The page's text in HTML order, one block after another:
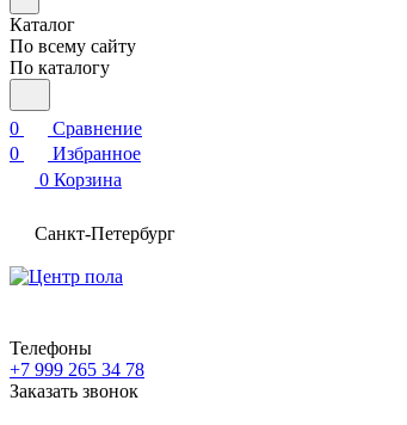
Каталог
По всему сайту
По каталогу
0
Сравнение
0
Избранное
0 Корзина
Санкт-Петербург
Телефоны
+7 999 265 34 78
Заказать звонок